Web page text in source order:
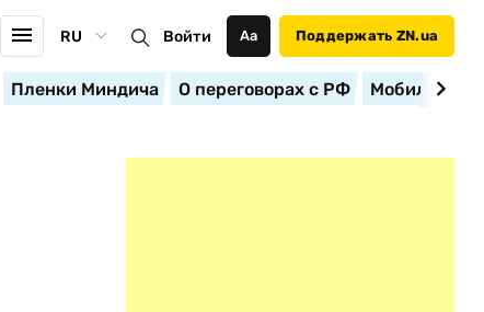
RU Войти Аа Поддержать ZN.ua
Пленки Миндича О переговорах с РФ